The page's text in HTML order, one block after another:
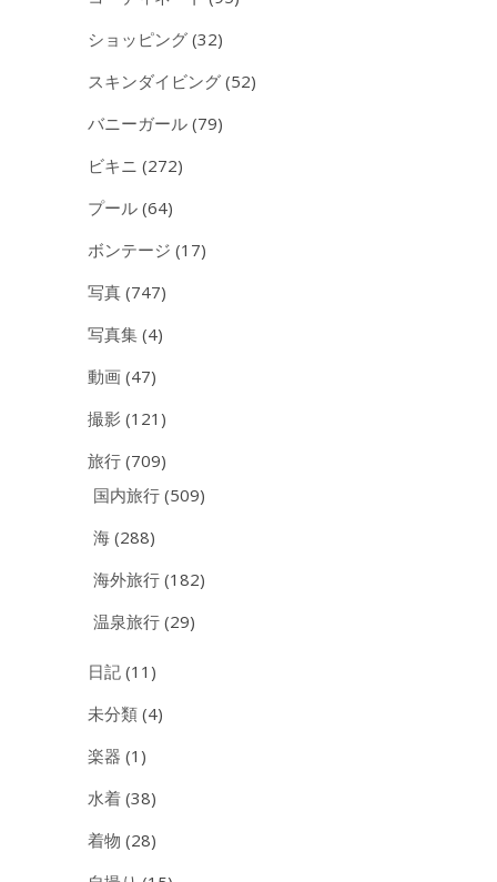
ショッピング (32)
スキンダイビング (52)
バニーガール (79)
ビキニ (272)
プール (64)
ボンテージ (17)
写真 (747)
写真集 (4)
動画 (47)
撮影 (121)
旅行 (709)
国内旅行 (509)
海 (288)
海外旅行 (182)
温泉旅行 (29)
日記 (11)
未分類 (4)
楽器 (1)
水着 (38)
着物 (28)